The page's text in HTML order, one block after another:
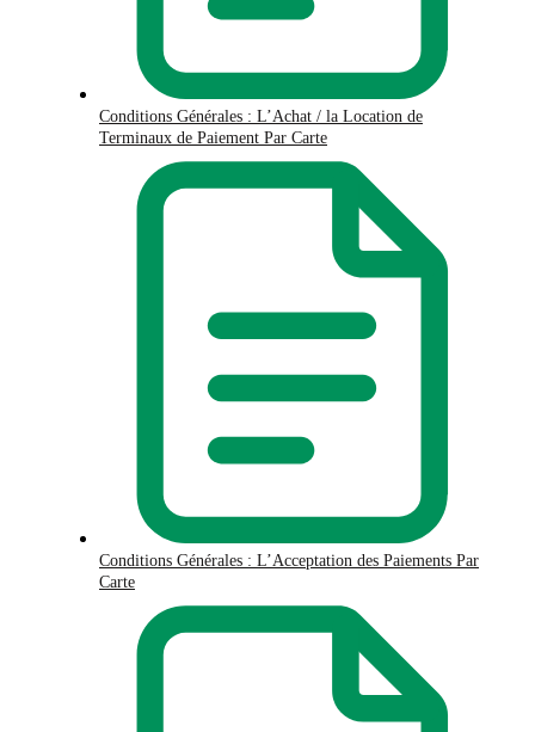
Conditions Générales : L’Achat / la Location de
Terminaux de Paiement Par Carte
Conditions Générales : L’Acceptation des Paiements Par
Carte